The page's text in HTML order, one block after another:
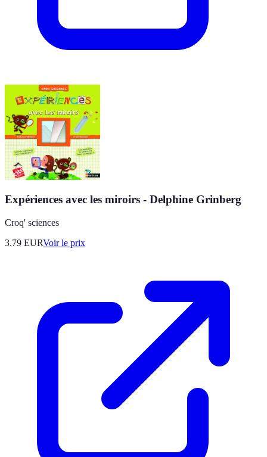
Expériences avec les miroirs - Delphine Grinberg
Croq' sciences
3.79 EURVoir le prix